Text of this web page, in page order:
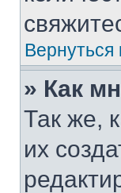
Вернуться
» Как
Так же,
их